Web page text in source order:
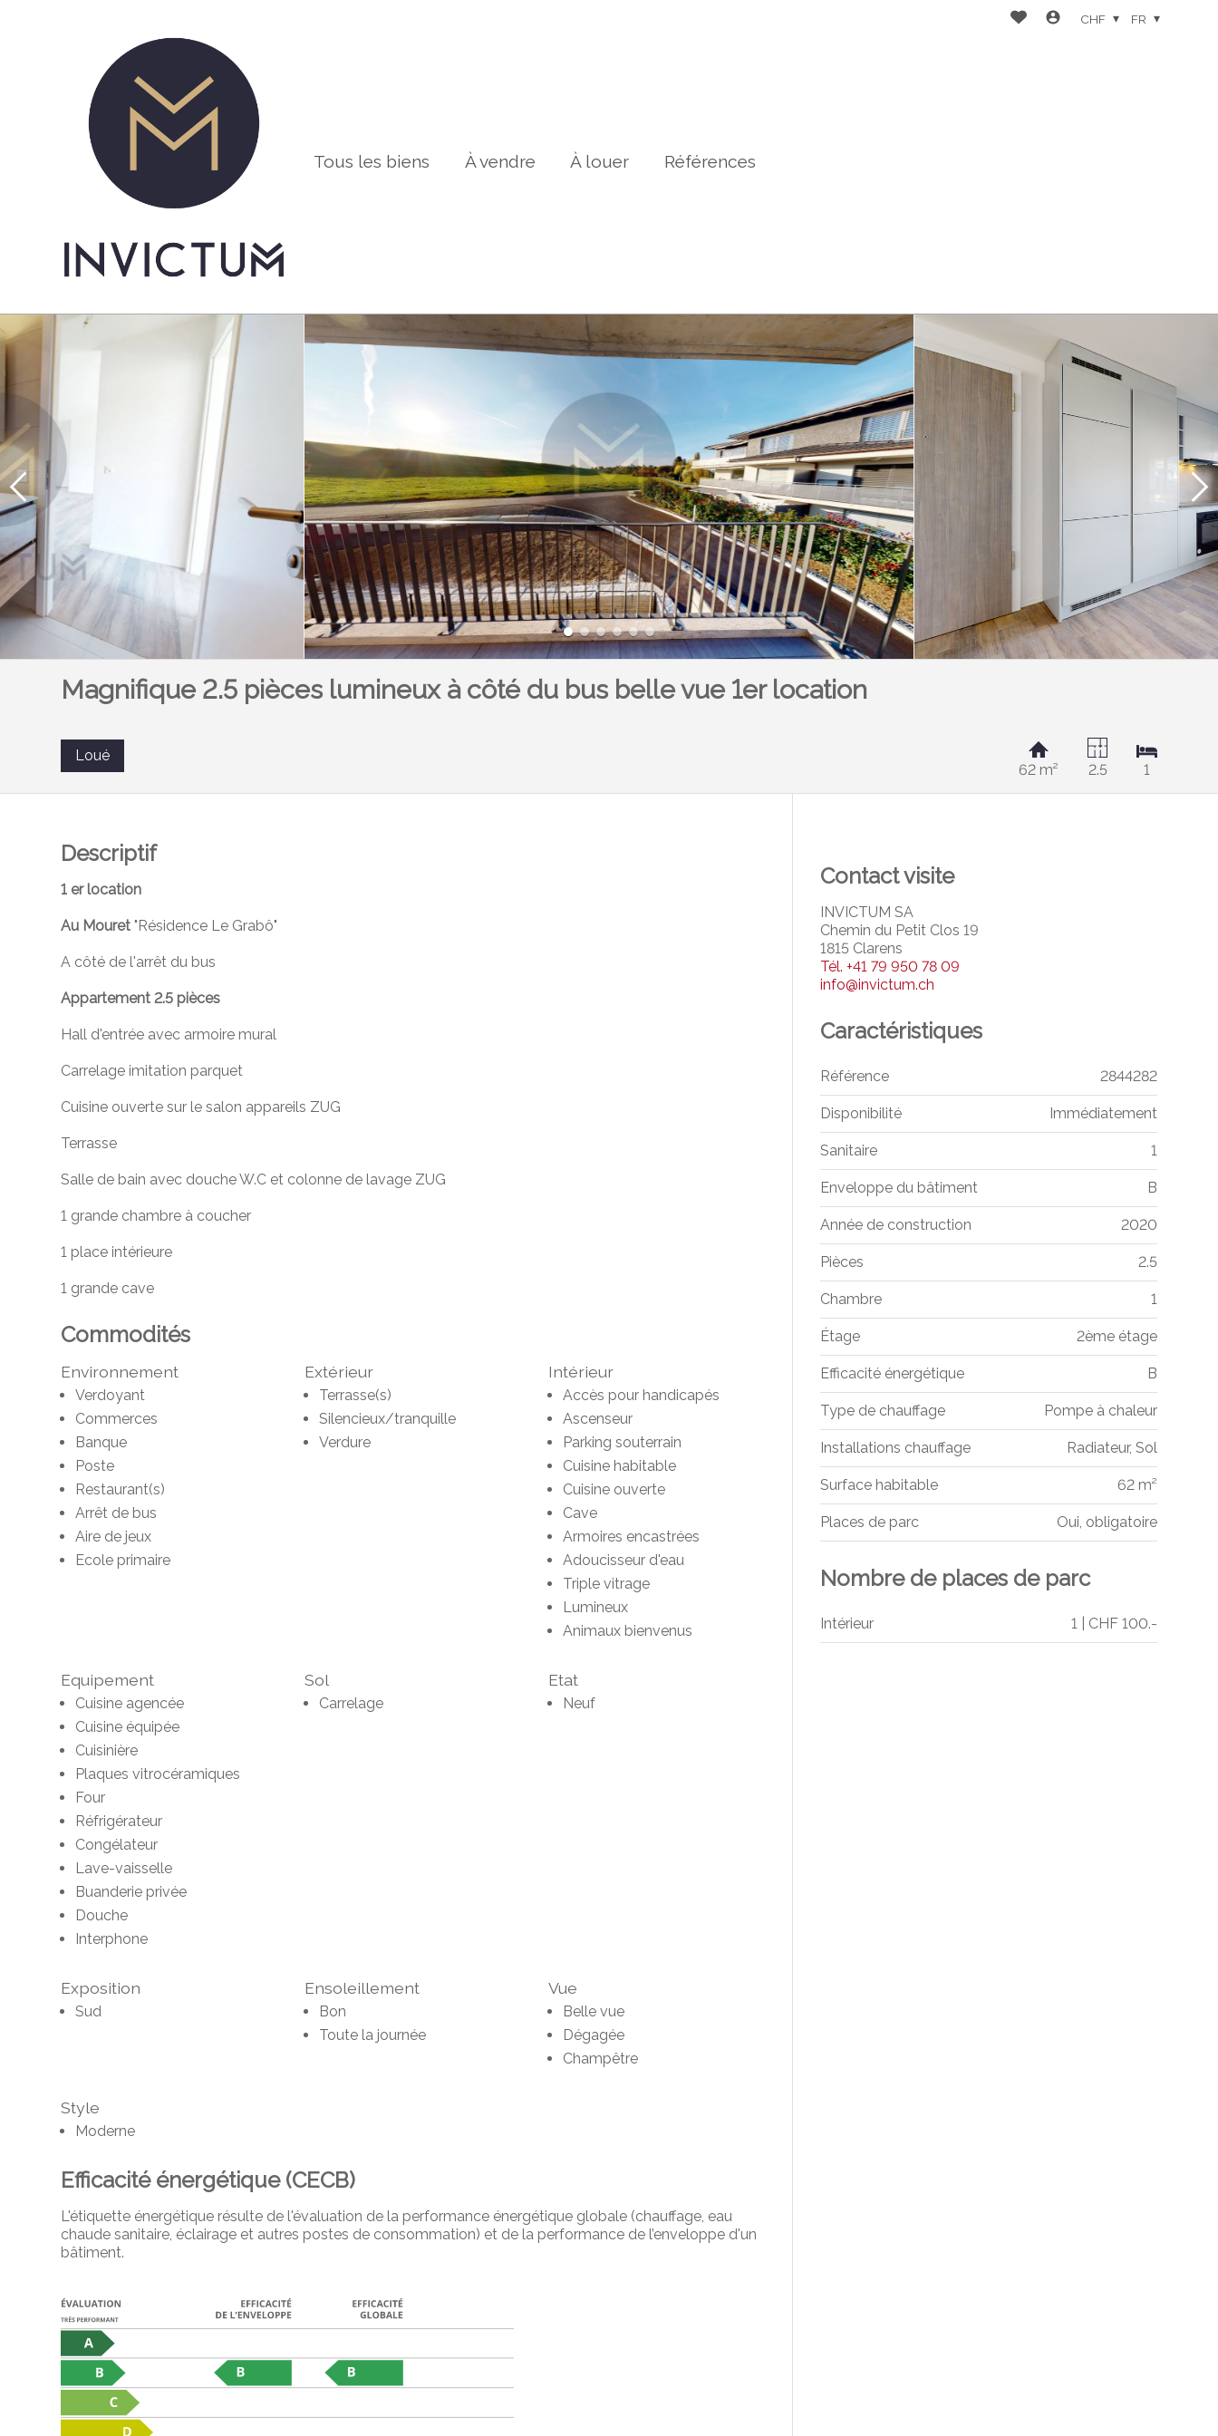
Tous les biens À vendre À louer Références
CHF FR
Magnifique 2.5 pièces lumineux à côté du bus belle vue 1er location
Loué
62 m²
2.5 1
Descriptif
1 er location
Au Mouret "Résidence Le Grabô"
A côté de l'arrêt du bus
Appartement 2.5 pièces
Hall d'entrée avec armoire mural
Carrelage imitation parquet
Cuisine ouverte sur le salon appareils ZUG
Terrasse
Salle de bain avec douche W.C et colonne de lavage ZUG
1 grande chambre à coucher
1 place intérieure
1 grande cave
Commodités
Environnement
Verdoyant
Commerces
Banque
Poste
Restaurant(s)
Arrêt de bus
Aire de jeux
Ecole primaire
Extérieur
Terrasse(s)
Silencieux/tranquille
Verdure
Intérieur
Accès pour handicapés
Ascenseur
Parking souterrain
Cuisine habitable
Cuisine ouverte
Cave
Armoires encastrées
Adoucisseur d'eau
Triple vitrage
Lumineux
Animaux bienvenus
Equipement
Cuisine agencée
Cuisine équipée
Cuisinière
Plaques vitrocéramiques
Four
Réfrigérateur
Congélateur
Lave-vaisselle
Buanderie privée
Douche
Interphone
Sol
Carrelage
Etat
Neuf
Exposition
Sud
Ensoleillement
Bon
Toute la journée
Vue
Belle vue
Dégagée
Champêtre
Style
Moderne
Efficacité énergétique (CECB)
L'étiquette énergétique résulte de l'évaluation de la performance énergétique globale (chauffage, eau
chaude sanitaire, éclairage et autres postes de consommation) et de la performance de l’enveloppe d'un
bâtiment.
Contact visite
INVICTUM SA
Chemin du Petit Clos 19
1815 Clarens
Tél. +41 79 950 78 09
info@invictum.ch
Caractéristiques
Référence 2844282
Disponibilité Immédiatement
Sanitaire 1
Enveloppe du bâtiment B
Année de construction 2020
Pièces 2.5
Chambre 1
Étage 2ème étage
Efficacité énergétique B
Type de chauffage Pompe à chaleur
Installations chauffage Radiateur, Sol
Surface habitable 62 m²
Places de parc Oui, obligatoire
Nombre de places de parc
Intérieur 1 | CHF 100.-